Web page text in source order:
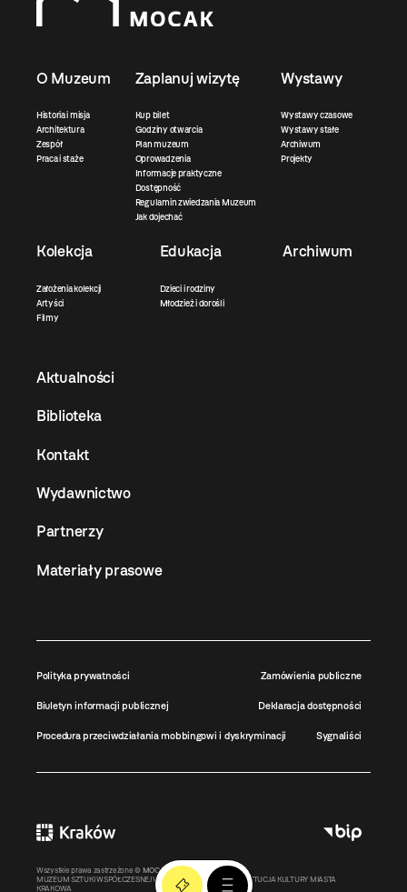
O Muzeum
Historia i misja
Architektura
Zespół
Praca i staże
Zaplanuj wizytę
Kup bilet
Godziny otwarcia
Plan muzeum
Oprowadzenia
Informacje praktyczne
Dostępność
Regulamin zwiedzania Muzeum
Jak dojechać
Wystawy
Wystawy czasowe
Wystawy stałe
Archiwum
Projekty
Kolekcja
Założenia kolekcji
Artyści
Filmy
Edukacja
Dzieci i rodziny
Młodzież i dorośli
Archiwum
Aktualności
Biblioteka
Kontakt
Wydawnictwo
Partnerzy
Materiały prasowe
Polityka prywatności Zamówienia publiczne
Biuletyn informacji publicznej Deklaracja dostępności
Procedura przeciwdziałania mobbingowi i dyskryminacji Sygnaliści
Wszystkie prawa zastrzeżone © MOCAK2011-2026
MUZEUM SZTUKI WSPÓŁCZESNEJ W KRAKOWIE MOCAK – INSTYTUCJA KULTURY MIASTA
KRAKOWA